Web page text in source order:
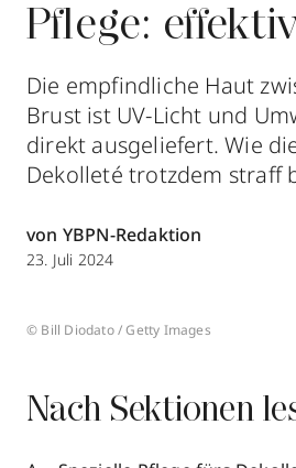
Aktionen
Storefinder
Pflege:
Die empfindliche Haut
Brust ist UV-Licht und
direkt ausgeliefert. Wie
Dekolleté trotzdem straff
von YBPN-Redaktion
23. Juli 2024
© Bill Diodato / Getty Images
Nach Sektionen